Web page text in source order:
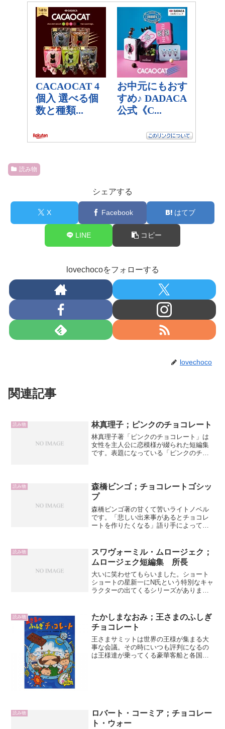
読み物
シェアする
X Facebook はてブ
LINE コピー
lovechocoをフォローする
lovechoco
関連記事
読み物 林真理子；ピンクのチョコレート
林真理子著「ピンクのチョコレート」は
女性を主人公に恋模様が綴られた短編集
です。表題になっている「ピンクのチョ
タインデーにトラック一杯...
読み物
森橋ビンゴ；チョコレートゴシッ
プ
森橋ビンゴ著の甘くて苦いライトノベル
です。「悲しい出来事があるとチョコレ
ートを作りたくなる」語り手によって、
います。短編はどれも切ないようなホッ
とするような話だけど、...
読み物
スワヴォーミル・ムロージェク；
ムロージェク短編集 所長
大いに笑わせてもらいました。ショート
ショートの星新一にN氏という特別なキャ
ラクターの出てくるシリーズがありまし
モアにあふれた短編集です。ムロージェ
クはポーランドを代表す...
読み物
たかしまなおみ；王さまのふしぎ
チョコレート
王さまサミットは世界の王様が集まる大
事な会議。その時にいつも評判になるの
は王様達が乗ってくる豪華客船と各国が
読み物
ロバート・コーミア；チョコレー
ト・ウォー